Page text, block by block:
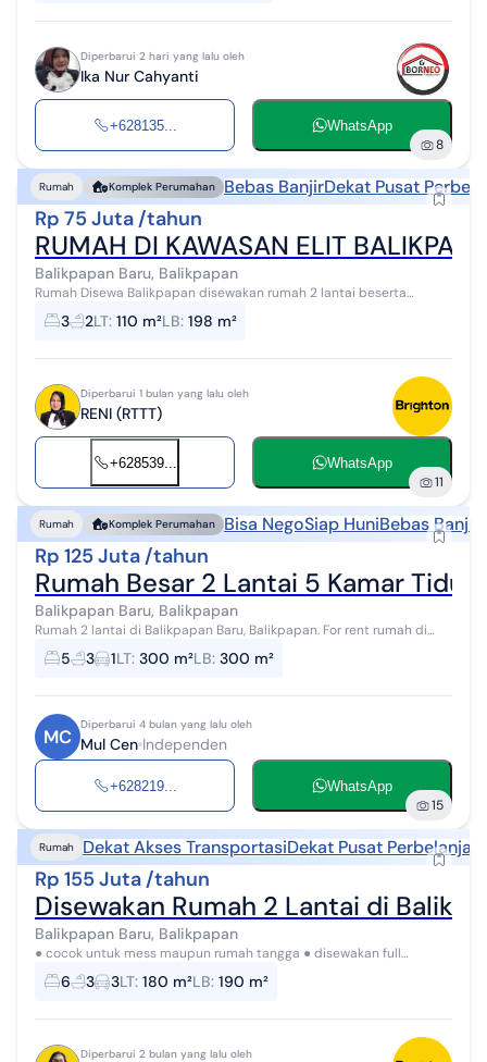
Diperbarui 2 hari yang lalu oleh
Ika Nur Cahyanti
+628135... WhatsApp
8
Rumah Komplek Perumahan Bebas BanjirDekat Pusat
Rp 75 Juta /tahun
RUMAH DI KAWASAN ELIT
Balikpapan Baru, Balikpapan
Rumah Disewa Balikpapan disewakan rumah 2 lantai beserta
perabotannya,terletak di perumahan elit di Balikpapan,akses
kemana2 dekat,bebas banjir,lin...
3 2LT: 110 m²LB: 198 m²
Diperbarui 1 bulan yang lalu oleh
RENI (RTTT)
+628539... WhatsApp
11
Rumah Komplek Perumahan Bisa NegoSiap HuniBebas Banjir
Rp 125 Juta /tahun
Rumah Besar 2 Lantai 5 Kamar
Balikpapan Baru, Balikpapan
Rumah 2 lantai di Balikpapan Baru, Balikpapan. For rent rumah di
wilayah yang tenang dengan pemandangan permukiman warga.
Properti 2 lantai bergay...
5 3 1LT: 300 m²LB: 300 m²
MC
Diperbarui 4 bulan yang lalu oleh
Mul Cen Independen
+628219... WhatsApp
15
Rumah Dekat Akses TransportasiDekat Pusat
Rp 155 Juta /tahun
Disewakan Rumah 2 Lantai di
Balikpapan Baru, Balikpapan
● cocok untuk mess maupun rumah tangga ● disewakan full
furnished ● sekurity 24 jam ● dekat dengan sekolah SD Ipeka ●
dekat dengan mall...
6 3 3LT: 180 m²LB: 190 m²
Diperbarui 2 bulan yang lalu oleh